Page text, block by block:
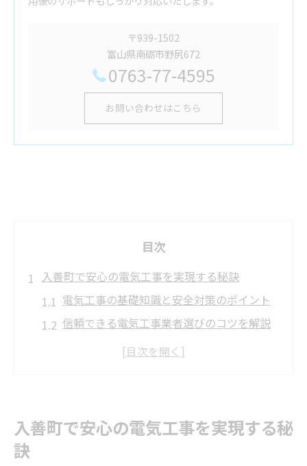
〒939-1502
富山県南砺市野尻672
0763-77-4595
お問い合わせはこちら
目次
入善町で安心の電気工事を実現する秘訣
電気工事の基礎知識と安全対策のポイント
信頼できる電気工事業者選びのコツを解説
入善町で人気の電気工事サービス活用法
電気工事の質が暮らしに与えるメリット
入善町で安心の電気工事を実現する秘
訣